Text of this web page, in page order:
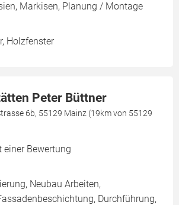
Markisen, Planung / Montage
Holzfenster
Peter Büttner
6b, 55129 Mainz (19km von 55129
einer Bewertung
Neubau Arbeiten,
Durchführung,